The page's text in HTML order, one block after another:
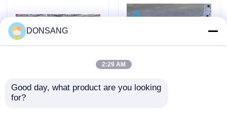
যোগাযোগ করুন
হাইড্রোলিক রক ব্রেকার
সিজেল 165 মিমি প্রশস্ত
DONSANG
2:29 AM
Good day, what product are you looking
for?